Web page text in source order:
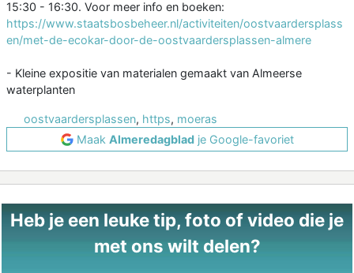
15:30 - 16:30. Voor meer info en boeken:
https://www.staatsbosbeheer.nl/activiteiten/oostvaardersplass
en/met-de-ecokar-door-de-oostvaardersplassen-almere
- Kleine expositie van materialen gemaakt van Almeerse
waterplanten
oostvaardersplassen, https, moeras
Maak Almeredagbladje Google-favoriet
Heb je een leuke tip, foto of video die je
met ons wilt delen?